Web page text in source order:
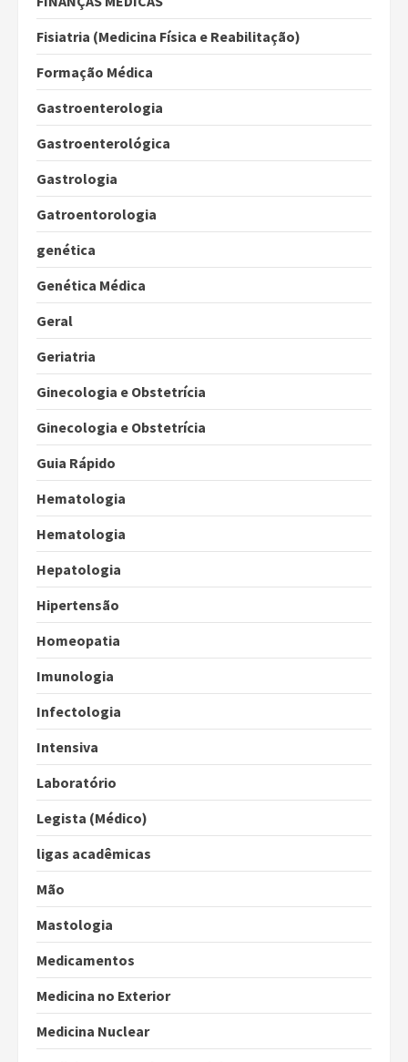
Fisiatria (Medicina Física e Reabilitação)
Formação Médica
Gastroenterologia
Gastroenterológica
Gastrologia
Gatroentorologia
genética
Genética Médica
Geral
Geriatria
Ginecologia e Obstetrícia
Ginecologia e Obstetrícia
Guia Rápido
Hematologia
Hematologia
Hepatologia
Hipertensão
Homeopatia
Imunologia
Infectologia
Intensiva
Laboratório
Legista (Médico)
ligas acadêmicas
Mão
Mastologia
Medicamentos
Medicina no Exterior
Medicina Nuclear